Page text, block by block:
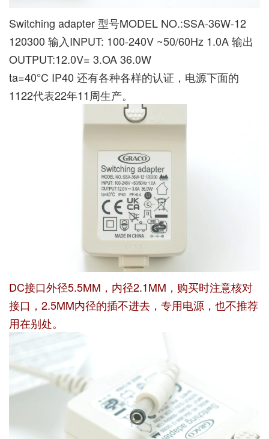
Switching adapter 型号MODEL NO.:SSA-36W-12
120300 输入INPUT: 100-240V ~50/60Hz 1.0A 输出
OUTPUT:12.0V= 3.OA 36.0W
ta=40°C IP40 还有各种各样的认证，电源下面的
1122代表22年11周生产。
DC接口外径5.5MM，内径2.1MM，购买时注意核对
接口，2.5MM内径的插不进去，专用电源，也不推荐
用在别处。